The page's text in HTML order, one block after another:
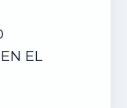
EN EL